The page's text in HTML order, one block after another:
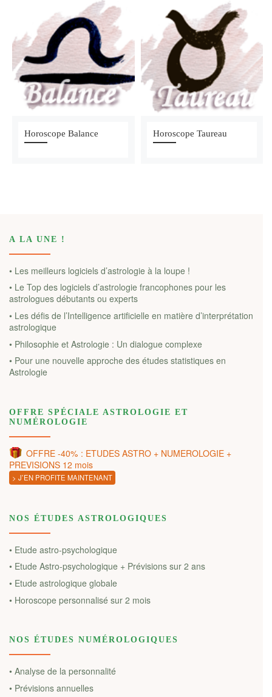
Horoscope Balance Horoscope Taureau
A LA UNE !
• Les meilleurs logiciels d’astrologie à la loupe !
• Le Top des logiciels d’astrologie francophones pour les
astrologues débutants ou experts
• Les défis de l’Intelligence artificielle en matière d’interprétation
astrologique
• Philosophie et Astrologie : Un dialogue complexe
• Pour une nouvelle approche des études statistiques en
Astrologie
OFFRE SPÉCIALE ASTROLOGIE ET
NUMÉROLOGIE
OFFRE -40% : ETUDES ASTRO + NUMEROLOGIE +
PREVISIONS 12 mois
> J’EN PROFITE MAINTENANT
NOS ÉTUDES ASTROLOGIQUES
• Etude astro-psychologique
• Etude Astro-psychologique + Prévisions sur 2 ans
• Etude astrologique globale
• Horoscope personnalisé sur 2 mois
NOS ÉTUDES NUMÉROLOGIQUES
• Analyse de la personnalité
• Prévisions annuelles